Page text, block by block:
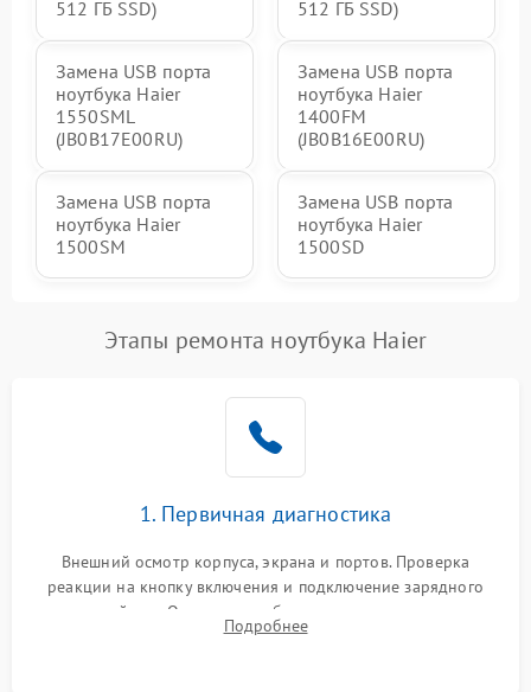
512 ГБ SSD) 512 ГБ SSD)
Замена USB порта
ноутбука Haier
1550SML
(JB0B17E00RU)
Замена USB порта
ноутбука Haier
1400FM
(JB0B16E00RU)
Замена USB порта
ноутбука Haier
1500SM
Замена USB порта
ноутбука Haier
1500SD
Этапы ремонта ноутбука Haier
1. Первичная диагностика
Внешний осмотр корпуса, экрана и портов. Проверка
реакции на кнопку включения и подключение зарядного
устройства. Оценка потребления тока с помощью
лабораторного блока питания для локализации проблемы.
Подробнее